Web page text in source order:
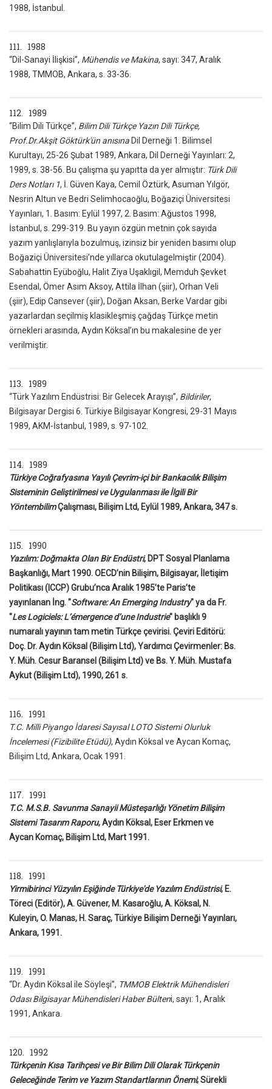
1988, İstanbul.
111. 1988
“Dil-Sanayi İlişkisi”, Mühendis ve Makina, sayı: 347, Aralık
1988, TMMOB, Ankara, s. 33-36.
112. 1989
“Bilim Dili Türkçe”, Bilim Dili Türkçe Yazın Dili Türkçe,
Prof.Dr.Akşit Göktürk'ün anısına Dil Derneği 1. Bilimsel
Kurultayı, 25-26 Şubat 1989, Ankara, Dil Derneği Yayınları: 2,
1989, s. 38-56. Bu çalışma şu yapıtta da yer almıştır: Türk Dili
Ders Notları 1, İ. Güven Kaya, Cemil Öztürk, Asuman Yılgör,
Nesrin Altun ve Bedri Selimhocaoğlu, Boğaziçi Üniversitesi
Yayınları, 1. Basım: Eylül 1997, 2. Basım: Ağustos 1998,
İstanbul, s. 299-319. Bu yayın özgün metnin çok sayıda
yazım yanlışlarıyla bozulmuş, izinsiz bir yeniden basımı olup
Boğaziçi Üniversitesi’nde yıllarca okutulagelmiştir (2004).
Sabahattin Eyüboğlu, Halit Ziya Uşaklıgil, Memduh Şevket
Esendal, Ömer Asım Aksoy, Attila İlhan (şiir), Orhan Veli
(şiir), Edip Cansever (şiir), Doğan Aksan, Berke Vardar gibi
yazarlardan seçilmiş klasikleşmiş çağdaş Türkçe metin
örnekleri arasında, Aydın Köksal’ın bu makalesine de yer
verilmiştir.
113. 1989
“Türk Yazılım Endüstrisi: Bir Gelecek Arayışı”, Bildiriler,
Bilgisayar Dergisi 6. Türkiye Bilgisayar Kongresi, 29-31 Mayıs
1989, AKM-İstanbul, 1989, s. 97-102.
114. 1989
Türkiye Coğrafyasına Yayılı Çevrim-içi bir Bankacılık Bilişim
Sisteminin Geliştirilmesi ve Uygulanması ile İlgili Bir
YöntembilimÇalışması, Bilişim Ltd, Eylül 1989, Ankara, 347 s.
115. 1990
Yazılım: Doğmakta Olan Bir Endüstri, DPT Sosyal Planlama
Başkanlığı, Mart 1990. OECD’nin Bilişim, Bilgisayar, İletişim
Politikası (ICCP) Grubu’nca Aralık 1985’te Paris’te
yayınlanan İng. "Software: An Emerging Industry" ya da Fr.
"Les Logiciels: L’émergence d’une Industrie" başlıklı 9
numaralı yayının tam metin Türkçe çevirisi. Çeviri Editörü:
Doç. Dr. Aydın Köksal (Bilişim Ltd), Yardımcı Çevirmenler: Bs.
Y. Müh. Cesur Baransel (Bilişim Ltd) ve Bs. Y. Müh. Mustafa
Aykut (Bilişim Ltd), 1990, 261 s.
116. 1991
T.C. Milli Piyango İdaresi Sayısal LOTO Sistemi Olurluk
İncelemesi (Fizibilite Etüdü), Aydın Köksal ve Aycan Komaç,
Bilişim Ltd, Ankara, Ocak 1991.
117. 1991
T.C. M.S.B. Savunma Sanayii Müsteşarlığı Yönetim Bilişim
Sistemi Tasarım Raporu, Aydın Köksal, Eser Erkmen ve
Aycan Komaç, Bilişim Ltd, Mart 1991.
118. 1991
Yirmibirinci Yüzyılın Eşiğinde Türkiye'de Yazılım Endüstrisi, E.
Töreci (Editör), A. Güvener, M. Kasaroğlu, A. Köksal, N.
Kuleyin, O. Manas, H. Saraç, Türkiye Bilişim Derneği Yayınları,
Ankara, 1991.
119. 1991
“Dr. Aydın Köksal ile Söyleşi”, TMMOB Elektrik Mühendisleri
Odası Bilgisayar Mühendisleri Haber Bülteni, sayı: 1, Aralık
1991, Ankara.
120. 1992
Türkçenin Kısa Tarihçesi ve Bir Bilim Dili Olarak Türkçenin
Geleceğinde Terim ve Yazım Standartlarının Önemi; Sürekli